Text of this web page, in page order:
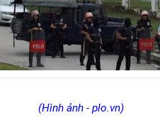
(Hình ảnh - plo.vn)